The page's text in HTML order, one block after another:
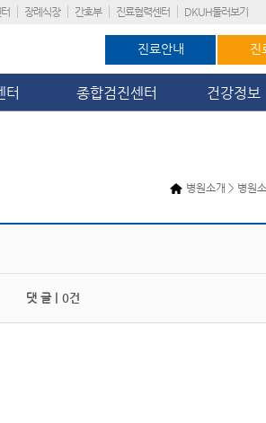
장례식장 간호부 진료협력센터 DKUH둘러보기
진료안내 진
터 종합검진센터 건강정보
병원소개 > 병원
댓 글 | 0건